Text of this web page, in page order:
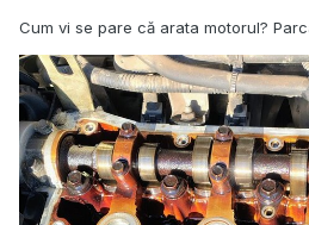
Cum vi se pare că arata motorul?